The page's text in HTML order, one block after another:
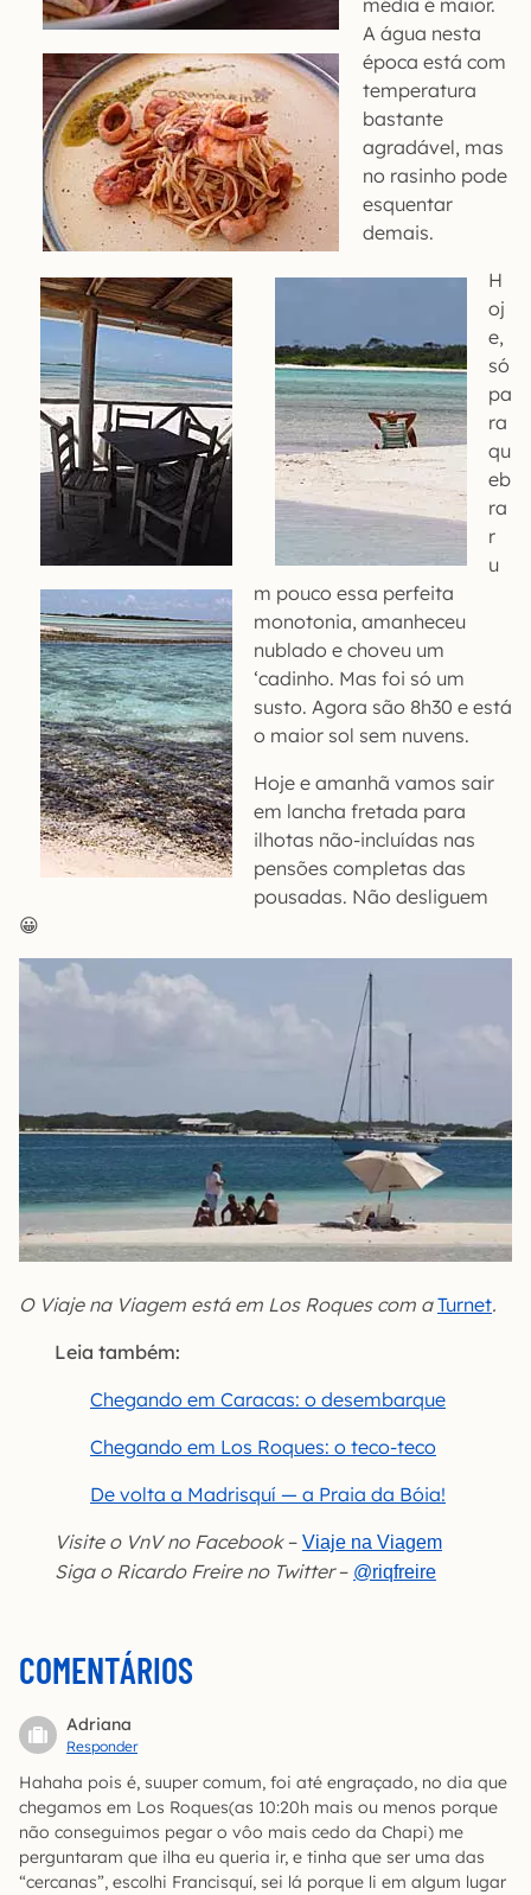
A água nesta
época está com
temperatura
bastante
agradável, mas
no rasinho pode
esquentar
demais.
H
oj
e,
só
pa
ra
qu
eb
ra
r
u
m pouco essa perfeita
monotonia, amanheceu
nublado e choveu um
‘cadinho. Mas foi só um
susto. Agora são 8h30 e está
o maior sol sem nuvens.
Hoje e amanhã vamos sair
em lancha fretada para
ilhotas não-incluídas nas
pensões completas das
pousadas. Não desliguem
😀
O Viaje na Viagem está em Los Roques com aTurnet.
Leia também:
Chegando em Caracas: o desembarque
Chegando em Los Roques: o teco-teco
De volta a Madrisquí — a Praia da Bóia!
Visite o VnV no Facebook– Viaje na Viagem
Siga o Ricardo Freire no Twitter– @riqfreire
COMENTÁRIOS
Adriana
Responder
Hahaha pois é, suuper comum, foi até engraçado, no dia que
chegamos em Los Roques(as 10:20h mais ou menos porque
não conseguimos pegar o vôo mais cedo da Chapi) me
perguntaram que ilha eu queria ir, e tinha que ser uma das
“cercanas”, escolhi Francisquí, sei lá porque li em algum lugar